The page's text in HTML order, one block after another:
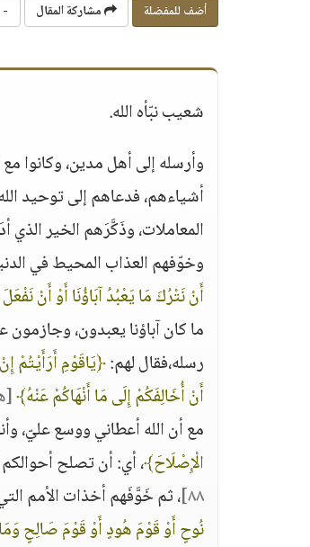
أضف للمفضلة مشاركة المقال -
شعيب نبّأه الله.
وأرسله إلى أهل مدين، وكانوا
أشياءهم، فدعاهم إلى توحيد
المعاملات، وذَكَّرَهم الخير الذي
وخوّفهم العذاب المحيط في
أَنْ نَتْرُكَ مَا يَعْبُدُ آبَاؤُنَا أَوْ أَنْ
ما كان آباؤنا يعبدون، وجازمون
رسله،فقال لهم:﴿يَاقَوْمِ أَرَأَيْتُمْ
أَنْ أُخَالِفَكُمْ إِلَى مَا أَنْهَاكُمْ عَنْهُ﴾
مع أن الله أعطاني ووسع عليّ،
الْإِصْلَاحَ﴾، أي: أن تصلح
٨٨] ، ثم خَوَّفَهم أخذات الأمم
نُوحٍ أَوْ قَوْمَ هُودٍ أَوْ قَوْمَ صَالِحٍ